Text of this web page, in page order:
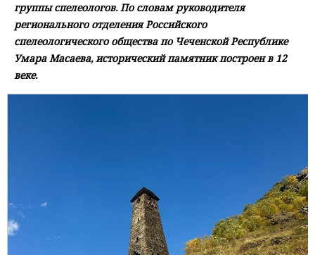
группы спелеологов. По словам руководителя
регионального отделения Российского
спелеологического общества по Чеченской Республике
Умара Масаева, исторический памятник построен в 12
веке.